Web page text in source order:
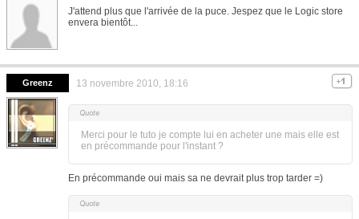
J'attend plus que l'arrivée de la puce. Jespez que le Logic store
envera bientôt...
Greenz 13 novembre 2010, 18:16
Merci pour le tuto je compte lui en acheter une mais elle est
en précommande pour l'instant ?
En précommande oui mais sa ne devrait plus trop tarder =)